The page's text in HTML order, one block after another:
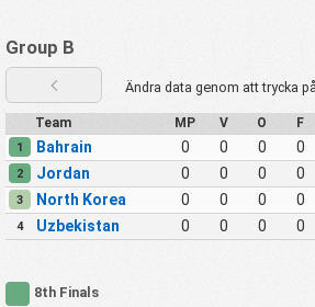
Group B
Ändra data genom att trycka
Team MP V O F
1 Bahrain 0 0 0 0
2 Jordan 0 0 0 0
3 North Korea 0 0 0 0
4 Uzbekistan 0 0 0 0
8th Finals